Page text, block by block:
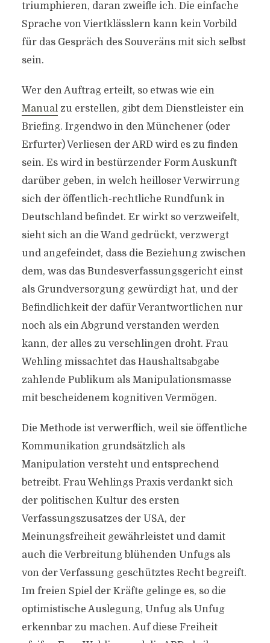
triumphieren, daran zweifle ich. Die einfache
Sprache von Viertklässlern kann kein Vorbild
für das Gespräch des Souveräns mit sich selbst
sein.
Wer den Auftrag erteilt, so etwas wie ein
Manualzu erstellen, gibt dem Dienstleister ein
Briefing. Irgendwo in den Münchener (oder
Erfurter) Verliesen der ARD wird es zu finden
sein. Es wird in bestürzender Form Auskunft
darüber geben, in welch heilloser Verwirrung
sich der öffentlich-rechtliche Rundfunk in
Deutschland befindet. Er wirkt so verzweifelt,
sieht sich an die Wand gedrückt, verzwergt
und angefeindet, dass die Beziehung zwischen
dem, was das Bundesverfassungsgericht einst
als Grundversorgung gewürdigt hat, und der
Befindlichkeit der dafür Verantwortlichen nur
noch als ein Abgrund verstanden werden
kann, der alles zu verschlingen droht. Frau
Wehling missachtet das Haushaltsabgabe
zahlende Publikum als Manipulationsmasse
mit bescheidenem kognitiven Vermögen.
Die Methode ist verwerflich, weil sie öffentliche
Kommunikation grundsätzlich als
Manipulation versteht und entsprechend
betreibt. Frau Wehlings Praxis verdankt sich
der politischen Kultur des ersten
Verfassungszusatzes der USA, der
Meinungsfreiheit gewährleistet und damit
auch die Verbreitung blühenden Unfugs als
von der Verfassung geschütztes Recht begreift.
Im freien Spiel der Kräfte gelinge es, so die
optimistische Auslegung, Unfug als Unfug
erkennbar zu machen. Auf diese Freiheit